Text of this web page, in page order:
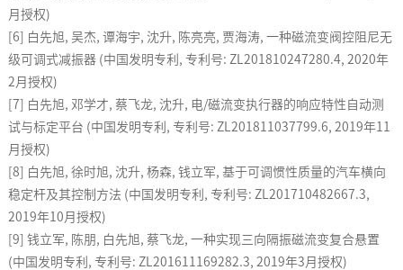
月授权)
[6]
白先旭, 吴杰, 谭海宇, 沈升, 陈亮亮, 贾海涛, 一种磁流变阀控阻尼无
级可调式减振器(中国发明专利 , 专利号: ZL201810247280.4, 2020年
2 月授权)
[7]
白先旭, 邓学才, 蔡飞龙, 沈升, 电/磁流变执行器的响应特性自动测
试与标定平台 (中国发明专利 , 专利号: ZL201811037799.6, 2019年11
月授权)
[8]
白先旭, 徐时旭, 沈升, 杨森, 钱立军, 基于可调惯性质量的汽车横向
稳定杆及其控制方法 (中国发明专利 , 专利号: ZL201710482667.3,
2019年10 月授权)
[9] 钱立军, 陈朋 , 白先旭, 蔡飞龙, 一种实现三向隔振磁流变复合悬置
(中国发明专利 , 专利号: ZL201611169282.3, 2019年3 月授权)